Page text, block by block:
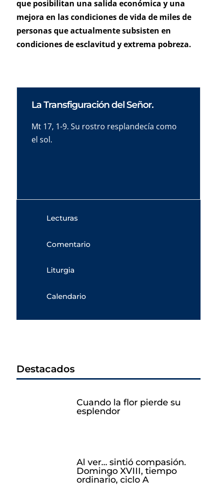
que posibilitan una salida económica y una
mejora en las condiciones de vida de miles de
personas que actualmente subsisten en
condiciones de esclavitud y extrema pobreza.
La Transfiguración del Señor.
Mt 17, 1-9. Su rostro resplandecía como
el sol.
Lecturas
Comentario
Liturgia
Calendario
Destacados
Cuando la flor pierde su
esplendor
Al ver… sintió compasión.
Domingo XVIII, tiempo
ordinario, ciclo A